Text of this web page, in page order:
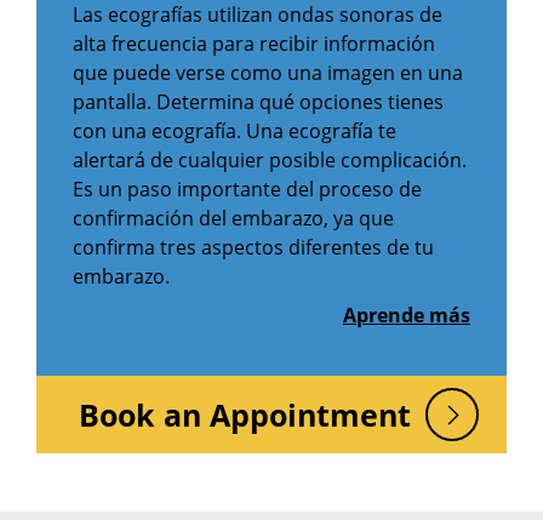
Las ecografías utilizan ondas sonoras de
alta frecuencia para recibir información
que puede verse como una imagen en una
pantalla. Determina qué opciones tienes
con una ecografía. Una ecografía te
alertará de cualquier posible complicación.
Es un paso importante del proceso de
confirmación del embarazo, ya que
confirma tres aspectos diferentes de tu
embarazo.
Aprende más
Book an Appointment